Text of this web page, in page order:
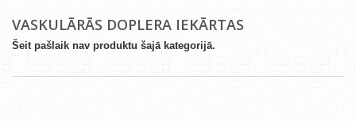
VASKULĀRĀS DOPLERA IEKĀRTAS
Šeit pašlaik nav produktu šajā kategorijā.